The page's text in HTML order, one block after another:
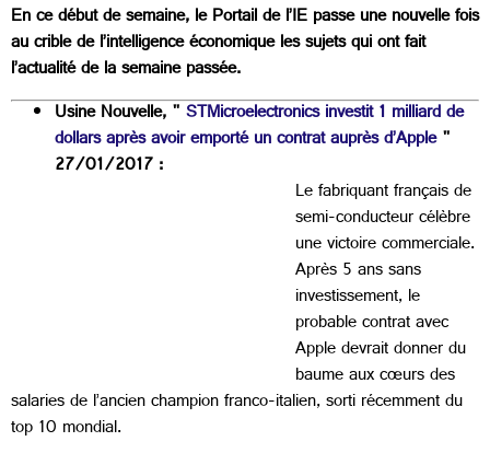
En ce début de semaine, le Portail de l’IE passe une nouvelle fois
au crible de l’intelligence économique les sujets qui ont fait
l’actualité de la semaine passée.
Usine Nouvelle, "STMicroelectronics investit 1 milliard de
dollars après avoir emporté un contrat auprès d’Apple"
27/01/2017 :
Le fabriquant français de
semi-conducteur célèbre
une victoire commerciale.
Après 5 ans sans
investissement, le
probable contrat avec
Apple devrait donner du
baume aux cœurs des
salaries de l’ancien champion franco-italien, sorti récemment du
top 10 mondial.